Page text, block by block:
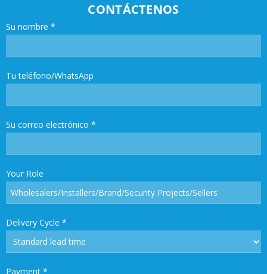
CONTÁCTENOS
Su nombre *
Tu teléfono/WhatsApp
Su correo electrónico *
Your Role
Delivery Cycle *
Payment *